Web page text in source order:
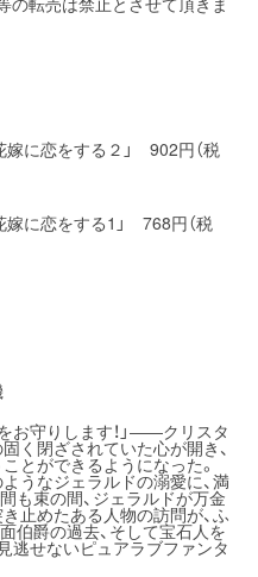
嫁に恋をする２」 902円（税
嫁に恋をする1」 768円（税
お守りします！」――クリスタ
く閉ざされていた心が開き、
とができるようになった。
うなジェラルドの溺愛に、満
も束の間、ジェラルドが万金
止めたある人物の訪問が、ふ
伯爵の過去、そして宝石人を
逃せないピュアラブファンタ